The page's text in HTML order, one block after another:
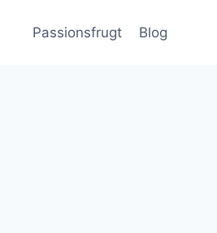
Passionsfrugt Blog